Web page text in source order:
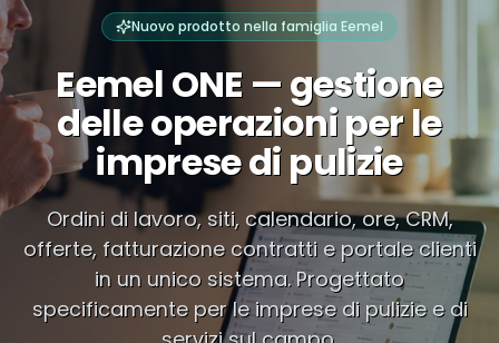
Nuovo prodotto nella famiglia Eemel
Eemel ONE — gestione
delle operazioniper le
imprese di pulizie
Ordini di lavoro, siti, calendario, ore, CRM,
offerte, fatturazione contratti e portale clienti
in un unico sistema. Progettato
specificamente per le imprese di pulizie e di